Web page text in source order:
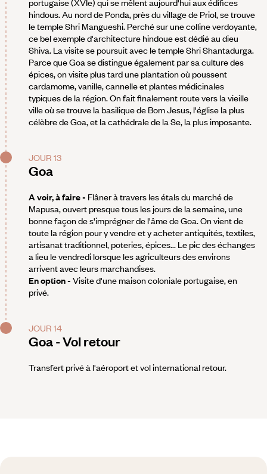
portugaise (XVIe) qui se mêlent aujourd'hui aux édifices
hindous. Au nord de Ponda, près du village de Priol, se trouve
le temple Shri Mangueshi. Perché sur une colline verdoyante,
ce bel exemple d'architecture hindoue est dédié au dieu
Shiva. La visite se poursuit avec le temple Shri Shantadurga.
Parce que Goa se distingue également par sa culture des
épices, on visite plus tard une plantation où poussent
cardamome, vanille, cannelle et plantes médicinales
typiques de la région. On fait finalement route vers la vieille
ville où se trouve la basilique de Bom Jesus, l'église la plus
célèbre de Goa, et la cathédrale de la Se, la plus imposante.
JOUR 13
Goa
A voir, à faire - Flâner à travers les étals du marché de
Mapusa, ouvert presque tous les jours de la semaine, une
bonne façon de s'imprégner de l'âme de Goa. On vient de
toute la région pour y vendre et y acheter antiquités, textiles,
artisanat traditionnel, poteries, épices... Le pic des échanges
a lieu le vendredi lorsque les agriculteurs des environs
arrivent avec leurs marchandises.
En option - Visite d'une maison coloniale portugaise, en
privé.
JOUR 14
Goa - Vol retour
Transfert privé à l'aéroport et vol international retour.